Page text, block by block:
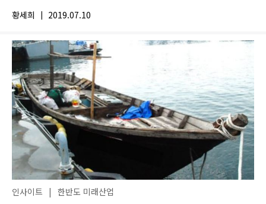
황세희
| 2019.07.10
인사이트 | 한반도 미래산업